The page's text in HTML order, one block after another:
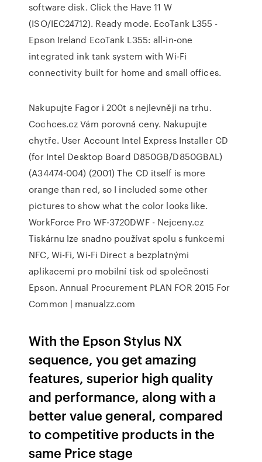
software disk. Click the Have 11 W
(ISO/IEC24712). Ready mode. EcoTank L355 -
Epson Ireland EcoTank L355: all-in-one
integrated ink tank system with Wi-Fi
connectivity built for home and small offices.
Nakupujte Fagor i 200t s nejlevněji na trhu.
Cochces.cz Vám porovná ceny. Nakupujte
chytře. User Account Intel Express Installer CD
(for Intel Desktop Board D850GB/D850GBAL)
(A34474-004) (2001) The CD itself is more
orange than red, so I included some other
pictures to show what the color looks like.
WorkForce Pro WF-3720DWF - Nejceny.cz
Tiskárnu lze snadno používat spolu s funkcemi
NFC, Wi-Fi, Wi-Fi Direct a bezplatnými
aplikacemi pro mobilní tisk od společnosti
Epson. Annual Procurement PLAN FOR 2015 For
Common | manualzz.com
With the Epson Stylus NX
sequence, you get amazing
features, superior high quality
and performance, along with a
better value general, compared
to competitive products in the
same Price stage